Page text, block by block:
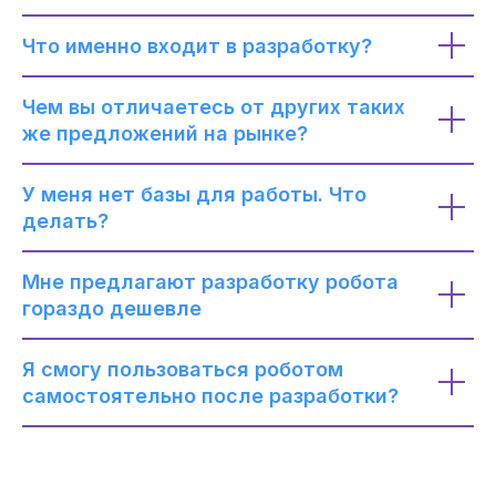
Что именно входит в разработку?
Чем вы отличаетесь от других таких
же предложений на рынке?
У меня нет базы для работы. Что
делать?
Мне предлагают разработку робота
гораздо дешевле
Я смогу пользоваться роботом
самостоятельно после разработки?